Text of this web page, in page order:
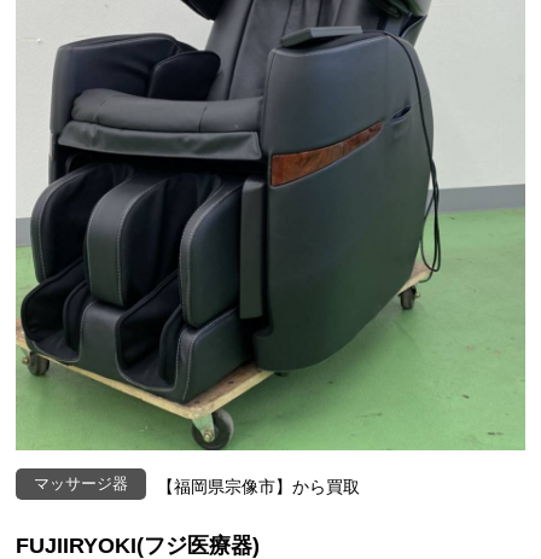
マッサージ器 【福岡県宗像市】から買取
FUJIIRYOKI(フジ医療器)